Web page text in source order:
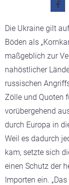
Die Ukraine gilt
Böden als
maßgeblich zur
nahöstlicher
russischen
Zölle und Quoten
vorübergehend
durch Europa in
Weil es dadurch
kam, setzte sich
einen Schutz der
Importen ein.